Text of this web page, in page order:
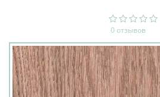
0 отзывов